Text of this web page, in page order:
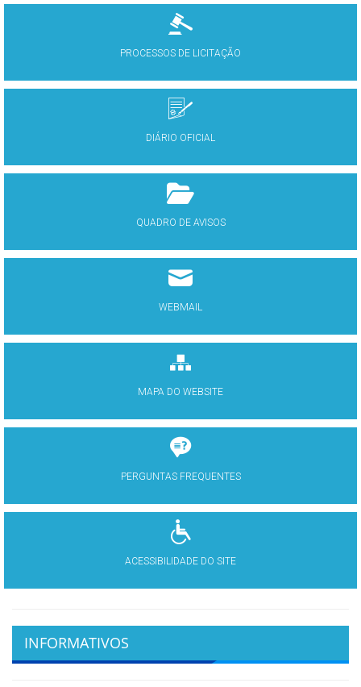
PROCESSOS DE LICITAÇÃO
DIÁRIO OFICIAL
QUADRO DE AVISOS
WEBMAIL
MAPA DO WEBSITE
PERGUNTAS FREQUENTES
ACESSIBILIDADE DO SITE
INFORMATIVOS